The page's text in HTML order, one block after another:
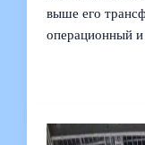
выше его
операционный